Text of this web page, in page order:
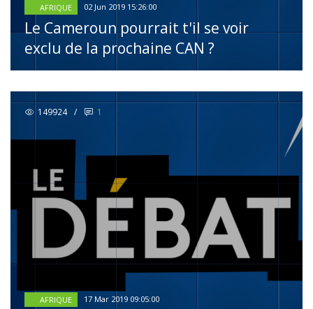
AFRIQUE 02 Jun 2019 15:26:00
Le Cameroun pourrait t'il se voir
exclu de la prochaine CAN ?
149924 / 1
AFRIQUE 17 Mar 2019 09:05:00